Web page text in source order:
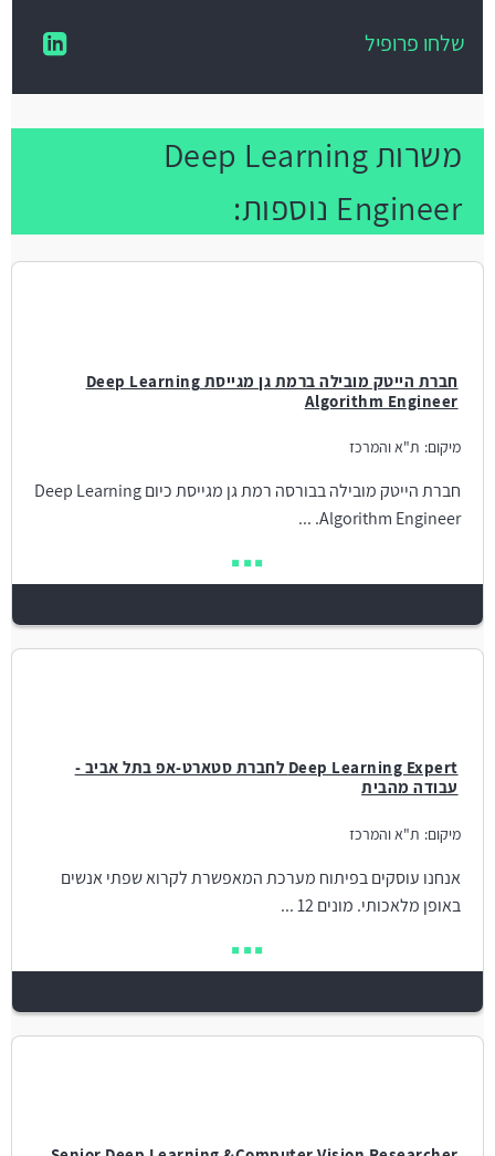
שלחו פרופיל
משרות Deep Learning
Engineer נוספות:
חברת הייטק מובילה ברמת גן מגייסת Deep Learning
Algorithm Engineer
מיקום: ת"א והמרכז
חברת הייטק מובילה בבורסה רמת גן מגייסת כיום Deep Learning
Algorithm Engineer. ...
Deep Learning Expert לחברת סטארט-אפ בתל אביב -
עבודה מהבית
מיקום: ת"א והמרכז
אנחנו עוסקים בפיתוח מערכת המאפשרת לקרוא שפתי אנשים
באופן מלאכותי. מונים 12 ...